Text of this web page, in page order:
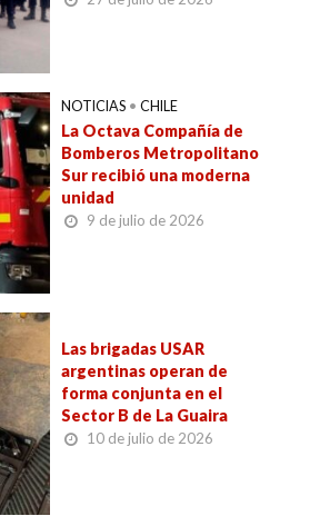
NOTICIAS • CHILE
La Octava Compañía de
Bomberos Metropolitano
Sur recibió una moderna
unidad
9 de julio de 2026
Las brigadas USAR
argentinas operan de
forma conjunta en el
Sector B de La Guaira
10 de julio de 2026